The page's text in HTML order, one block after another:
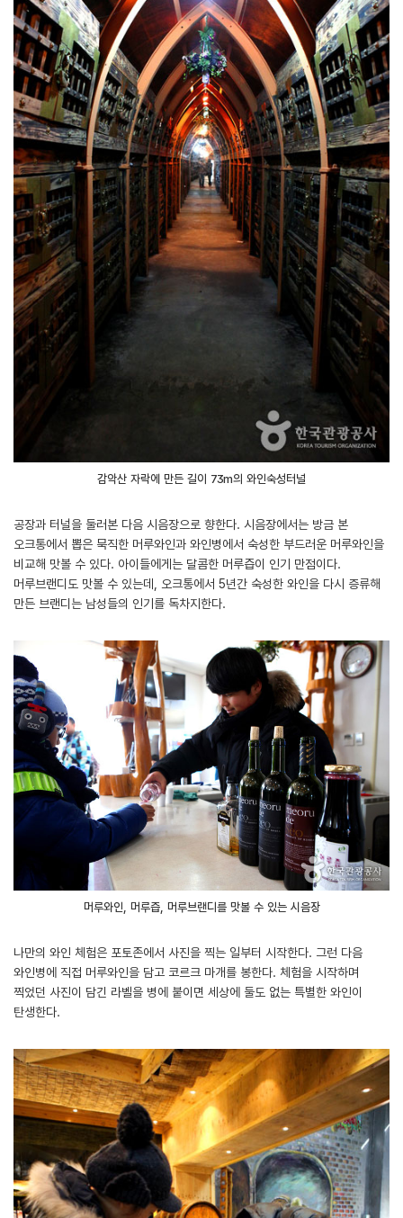
감악산 자락에 만든 길이 73m의 와인숙성터널
공장과 터널을 둘러본 다음 시음장으로 향한다. 시음장에서는 방금 본
오크통에서 뽑은 묵직한 머루와인과 와인병에서 숙성한 부드러운 머루와인을
비교해 맛볼 수 있다. 아이들에게는 달콤한 머루즙이 인기 만점이다.
머루브랜디도 맛볼 수 있는데, 오크통에서 5년간 숙성한 와인을 다시 증류해
만든 브랜디는 남성들의 인기를 독차지한다.
머루와인, 머루즙, 머루브랜디를 맛볼 수 있는 시음장
나만의 와인 체험은 포토존에서 사진을 찍는 일부터 시작한다. 그런 다음
와인병에 직접 머루와인을 담고 코르크 마개를 봉한다. 체험을 시작하며
찍었던 사진이 담긴 라벨을 병에 붙이면 세상에 둘도 없는 특별한 와인이
탄생한다.